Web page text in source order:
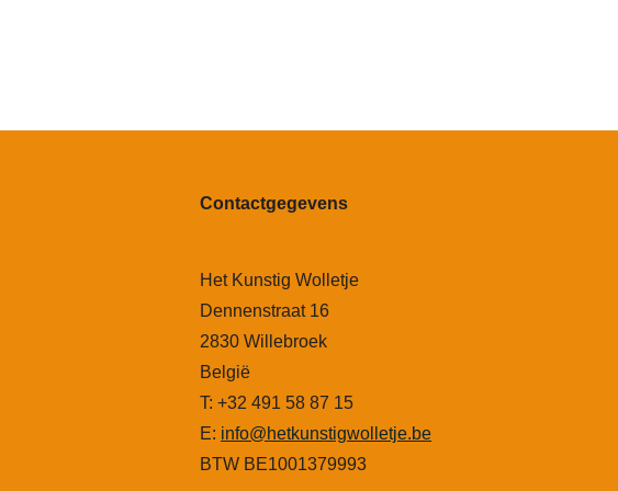
Contactgegevens
Het Kunstig Wolletje
Dennenstraat 16
2830 Willebroek
België
T: +32 491 58 87 15
E: info@hetkunstigwolletje.be
BTW BE1001379993